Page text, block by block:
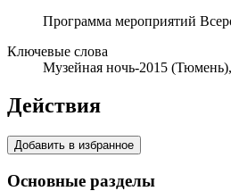
Программа мероприятий
Ключевые слова
Музейная ночь-2015
Действия
Добавить в избранное
Основные разделы